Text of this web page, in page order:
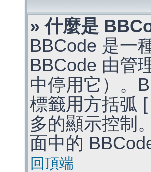
» 什麼是
BBCode 是一
BBCode 由管
中停用它）。
標籤用方括弧
多的顯示控制
面中的
回頂端